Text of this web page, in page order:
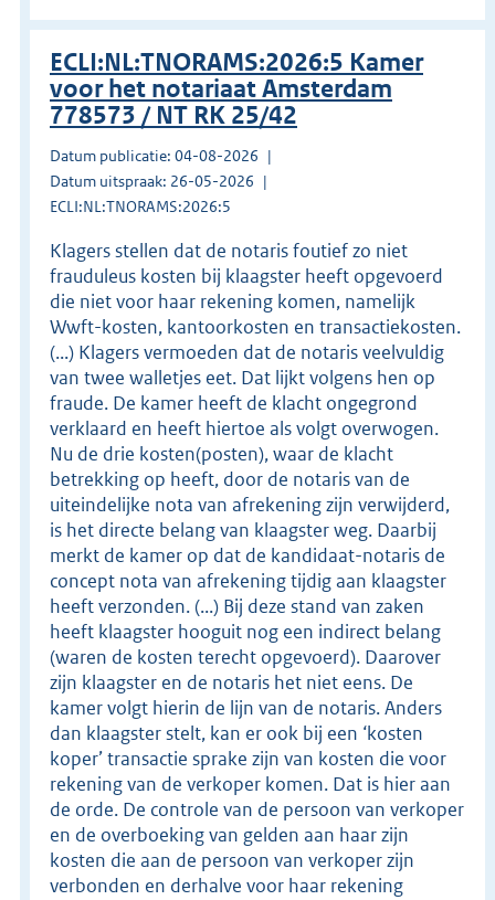
ECLI:NL:TNORAMS:2026:5 Kamer
voor het notariaat Amsterdam
778573 / NT RK 25/42
Datum publicatie: 04-08-2026
Datum uitspraak: 26-05-2026
ECLI:NL:TNORAMS:2026:5
Klagers stellen dat de notaris foutief zo niet
frauduleus kosten bij klaagster heeft opgevoerd
die niet voor haar rekening komen, namelijk
Wwft-kosten, kantoorkosten en transactiekosten.
(...) Klagers vermoeden dat de notaris veelvuldig
van twee walletjes eet. Dat lijkt volgens hen op
fraude. De kamer heeft de klacht ongegrond
verklaard en heeft hiertoe als volgt overwogen.
Nu de drie kosten(posten), waar de klacht
betrekking op heeft, door de notaris van de
uiteindelijke nota van afrekening zijn verwijderd,
is het directe belang van klaagster weg. Daarbij
merkt de kamer op dat de kandidaat-notaris de
concept nota van afrekening tijdig aan klaagster
heeft verzonden. (...) Bij deze stand van zaken
heeft klaagster hooguit nog een indirect belang
(waren de kosten terecht opgevoerd). Daarover
zijn klaagster en de notaris het niet eens. De
kamer volgt hierin de lijn van de notaris. Anders
dan klaagster stelt, kan er ook bij een ‘kosten
koper’ transactie sprake zijn van kosten die voor
rekening van de verkoper komen. Dat is hier aan
de orde. De controle van de persoon van verkoper
en de overboeking van gelden aan haar zijn
kosten die aan de persoon van verkoper zijn
verbonden en derhalve voor haar rekening